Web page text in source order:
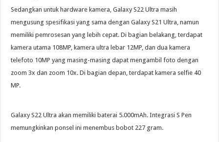
Sedangkan untuk hardware kamera, Galaxy S22 Ultra masih
mengusung spesifikasi yang sama dengan Galaxy S21 Ultra, namun
memiliki pemrosesan yang lebih cepat. Di bagian belakang, terdapat
kamera utama 108MP, kamera ultra lebar 12MP, dan dua kamera
telefoto 10MP yang masing-masing dapat mengambil foto dengan
zoom 3x dan zoom 10x. Di bagian depan, terdapat kamera selfie 40
MP.
Galaxy S22 Ultra akan memiliki baterai 5.000mAh. Integrasi S Pen
memungkinkan ponsel ini menembus bobot 227 gram.